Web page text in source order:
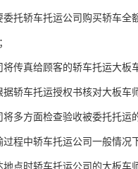
委托轿车托运公司购买轿车
传真给顾客的轿车托运大板
轿车托运授权书核对大板车
多方面检查验收被委托托运
程中轿车托运公司一般情况
地点时轿车托运公司的大板车